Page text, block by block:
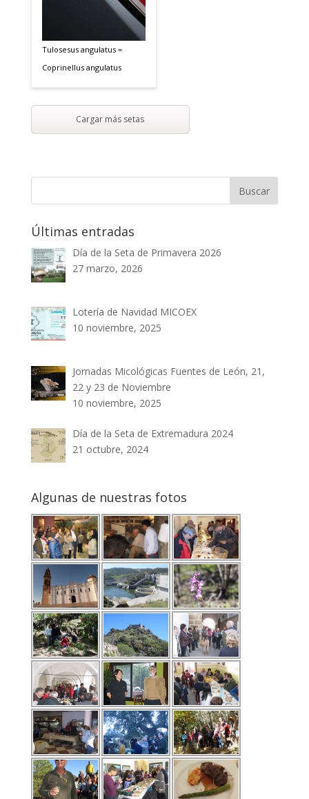
Tulosesus angulatus =
Coprinellus angulatus
Cargar más setas
Últimas entradas
Día de la Seta de Primavera 2026
27 marzo, 2026
Lotería de Navidad MICOEX
10 noviembre, 2025
Jornadas Micológicas Fuentes de León, 21,
22 y 23 de Noviembre
10 noviembre, 2025
Día de la Seta de Extremadura 2024
21 octubre, 2024
Algunas de nuestras fotos